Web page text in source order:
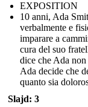
EXPOSITION
10 anni, Ada
verbalmente e
imparare a
cura del suo
dice che Ada
Ada decide che
quanto sia
Slajd: 3